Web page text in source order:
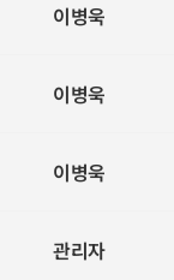
이병욱
이병욱
이병욱
관리자